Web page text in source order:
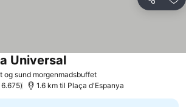
Del
og sund morgenmadsbuffet
Universal
1.6 km til Plaça d'Espanya